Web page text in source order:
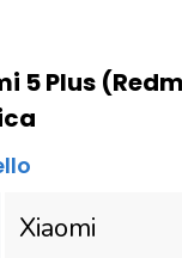
5 Plus
Xiaomi